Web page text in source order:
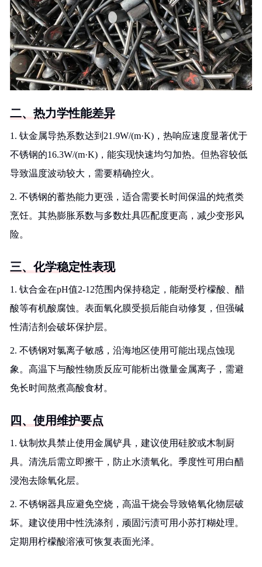
二、热力学性能差异
1. 钛金属导热系数达到21.9W/(m·K)，热响应速度显著优于
不锈钢的16.3W/(m·K)，能实现快速均匀加热。但热容较低
导致温度波动较大，需要精确控火。
2. 不锈钢的蓄热能力更强，适合需要长时间保温的炖煮类
烹饪。其热膨胀系数与多数灶具匹配度更高，减少变形风
险。
三、化学稳定性表现
1. 钛合金在pH值2-12范围内保持稳定，能耐受柠檬酸、醋
酸等有机酸腐蚀。表面氧化膜受损后能自动修复，但强碱
性清洁剂会破坏保护层。
2. 不锈钢对氯离子敏感，沿海地区使用可能出现点蚀现
象。高温下与酸性物质反应可能析出微量金属离子，需避
免长时间熬煮高酸食材。
四、使用维护要点
1. 钛制炊具禁止使用金属铲具，建议使用硅胶或木制厨
具。清洗后需立即擦干，防止水渍氧化。季度性可用白醋
浸泡去除氧化层。
2. 不锈钢器具应避免空烧，高温干烧会导致铬氧化物层破
坏。建议使用中性洗涤剂，顽固污渍可用小苏打糊处理。
定期用柠檬酸溶液可恢复表面光泽。